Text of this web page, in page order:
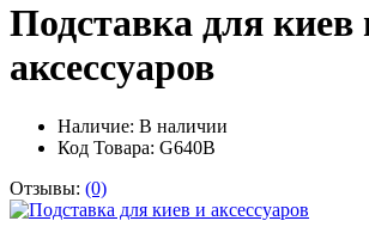
Подставка для киев
аксессуаров
Наличие: В наличии
Код Товара: G640B
Отзывы: (0)